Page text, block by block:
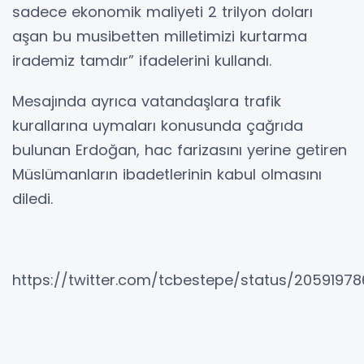
sadece ekonomik maliyeti 2 trilyon doları
aşan bu musibetten milletimizi kurtarma
irademiz tamdır” ifadelerini kullandı.
Mesajında ayrıca vatandaşlara trafik
kurallarına uymaları konusunda çağrıda
bulunan Erdoğan, hac farizasını yerine getiren
Müslümanların ibadetlerinin kabul olmasını
diledi.
https://twitter.com/tcbestepe/status/